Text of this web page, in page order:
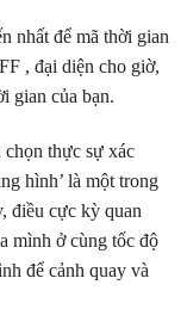
nhất để mã thời gian
, đại diện cho giờ,
gian của bạn.
thực sự xác
hình’ là một trong
điều cực kỳ quan
mình ở cùng tốc độ
để cảnh quay và